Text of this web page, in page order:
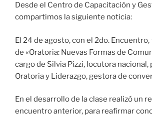
Desde el Centro de Capacitación y
compartimos la siguiente noticia:
El 24 de agosto, con el 2do.
de «Oratoria: Nuevas Formas de
cargo de Silvia Pizzi, locutora nacional,
Oratoria y Liderazgo, gestora de
En el desarrollo de la clase realizó un
encuentro anterior, para reafirmar